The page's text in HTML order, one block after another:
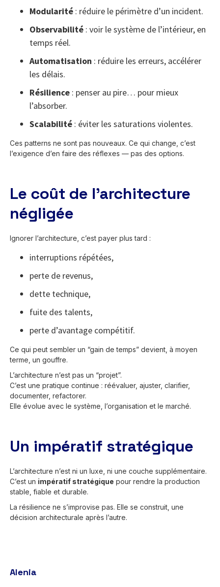
Modularité : réduire le périmètre d’un incident.
Observabilité : voir le système de l’intérieur, en
temps réel.
Automatisation : réduire les erreurs, accélérer
les délais.
Résilience : penser au pire… pour mieux
l’absorber.
Scalabilité : éviter les saturations violentes.
Ces patterns ne sont pas nouveaux. Ce qui change, c’est
l’exigence d’en faire des réflexes — pas des options.
Le coût de l’architecture
négligée
Ignorer l’architecture, c’est payer plus tard :
interruptions répétées,
perte de revenus,
dette technique,
fuite des talents,
perte d’avantage compétitif.
Ce qui peut sembler un “gain de temps” devient, à moyen
terme, un gouffre.
L’architecture n’est pas un “projet”.
C’est une pratique continue : réévaluer, ajuster, clarifier,
documenter, refactorer.
Elle évolue avec le système, l’organisation et le marché.
Un impératif stratégique
L’architecture n’est ni un luxe, ni une couche supplémentaire.
C’est un impératif stratégique pour rendre la production
stable, fiable et durable.
La résilience ne s’improvise pas. Elle se construit, une
décision architecturale après l’autre.
Alenia